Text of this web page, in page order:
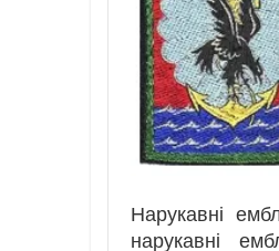
Нарукавні
нарукавні